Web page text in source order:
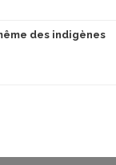
des indigènes